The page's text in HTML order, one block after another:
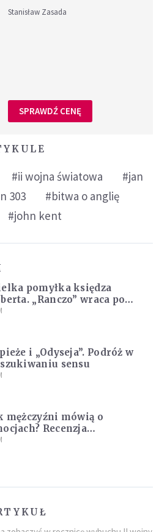
Stanisław Zasada
SPRAWDŹ CENĘ
#ii wojna światowa
#jan
303
#bitwa o anglię
#john kent
pomyłka księdza
„Ranczo” wraca po
i „Odyseja”. Podróż w
sensu
mężczyźni mówią o
Recenzja
filmu Barta